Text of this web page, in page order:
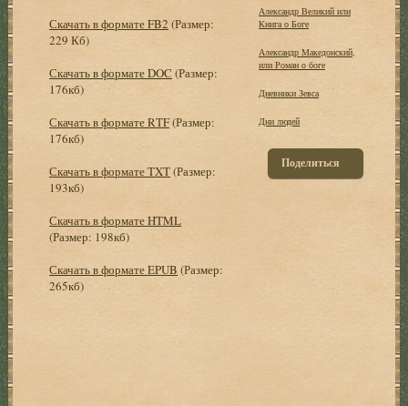
Скачать в формате FB2 (Размер:
229 Кб)
Скачать в формате DOC (Размер:
176кб)
Скачать в формате RTF(Размер:
176кб)
Скачать в формате TXT(Размер:
193кб)
Скачать в формате HTML
(Размер: 198кб)
Скачать в формате EPUB (Размер:
265кб)
Александр Великий или
Книга о Боге
Александр Македонский,
или Роман о боге
Дневники Зевса
Дни людей
Поделиться